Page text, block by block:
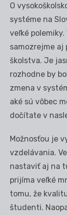
O
systéme na
veľké
samozrejme aj
školstva. Je
rozhodne by
zmena v
aké sú vôbec
dočítate v
Možnosťou je
vzdelávania.
nastaviť aj na
prijíma veľké
tomu, že
študenti.